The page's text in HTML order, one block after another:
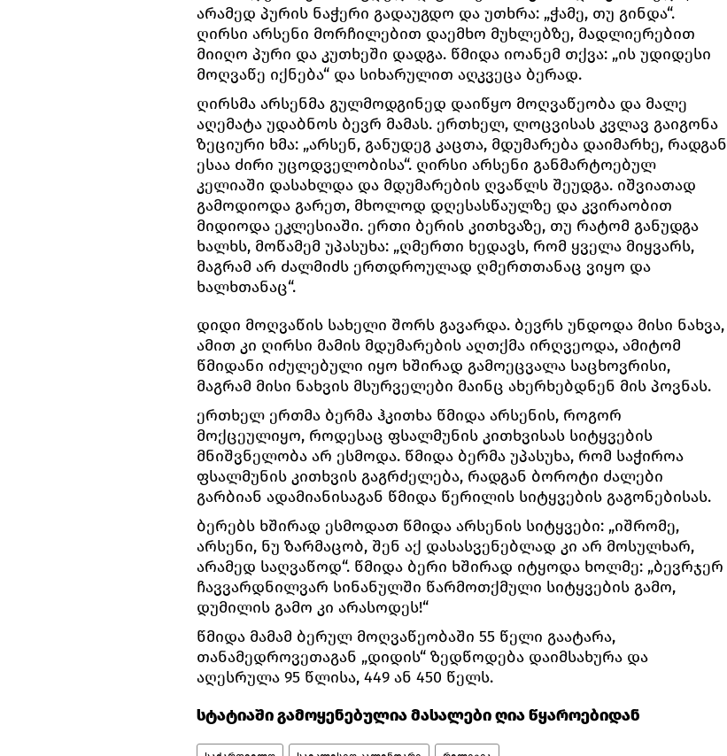
არამედ პურის ნაჭერი გადაუგდო და უთხრა: „ჭამე, თუ გინდა“.
ღირსი არსენი მორჩილებით დაემხო მუხლებზე, მადლიერებით
მიიღო პური და კუთხეში დადგა. წმიდა იოანემ თქვა: „ის უდიდესი
მოღვაწე იქნება“ და სიხარულით აღკვეცა ბერად.
ღირსმა არსენმა გულმოდგინედ დაიწყო მოღვაწეობა და მალე
აღემატა უდაბნოს ბევრ მამას. ერთხელ, ლოცვისას კვლავ გაიგონა
ზეციური ხმა: „არსენ, განუდეგ კაცთა, მდუმარება დაიმარხე, რადგან
ესაა ძირი უცოდველობისა“. ღირსი არსენი განმარტოებულ
კელიაში დასახლდა და მდუმარების ღვაწლს შეუდგა. იშვიათად
გამოდიოდა გარეთ, მხოლოდ დღესასწაულზე და კვირაობით
მიდიოდა ეკლესიაში. ერთი ბერის კითხვაზე, თუ რატომ განუდგა
ხალხს, მოწამემ უპასუხა: „ღმერთი ხედავს, რომ ყველა მიყვარს,
მაგრამ არ ძალმიძს ერთდროულად ღმერთთანაც ვიყო და
ხალხთანაც“.
დიდი მოღვაწის სახელი შორს გავარდა. ბევრს უნდოდა მისი ნახვა,
ამით კი ღირსი მამის მდუმარების აღთქმა ირღვეოდა, ამიტომ
წმიდანი იძულებული იყო ხშირად გამოეცვალა საცხოვრისი,
მაგრამ მისი ნახვის მსურველები მაინც ახერხებდნენ მის პოვნას.
ერთხელ ერთმა ბერმა ჰკითხა წმიდა არსენის, როგორ
მოქცეულიყო, როდესაც ფსალმუნის კითხვისას სიტყვების
მნიშვნელობა არ ესმოდა. წმიდა ბერმა უპასუხა, რომ საჭიროა
ფსალმუნის კითხვის გაგრძელება, რადგან ბოროტი ძალები
გარბიან ადამიანისაგან წმიდა წერილის სიტყვების გაგონებისას.
ბერებს ხშირად ესმოდათ წმიდა არსენის სიტყვები: „იშრომე,
არსენი, ნუ ზარმაცობ, შენ აქ დასასვენებლად კი არ მოსულხარ,
არამედ საღვაწოდ“. წმიდა ბერი ხშირად იტყოდა ხოლმე: „ბევრჯერ
ჩავვარდნილვარ სინანულში წარმოთქმული სიტყვების გამო,
დუმილის გამო კი არასოდეს!“
წმიდა მამამ ბერულ მოღვაწეობაში 55 წელი გაატარა,
თანამედროვეთაგან „დიდის“ ზედწოდება დაიმსახურა და
აღესრულა 95 წლისა, 449 ან 450 წელს.
სტატიაში გამოყენებულია მასალები ღია წყაროებიდან